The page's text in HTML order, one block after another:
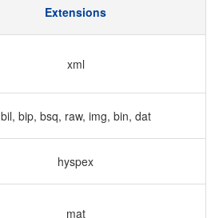
Extensions
xml
bil, bip, bsq, raw, img, bin, dat
hyspex
mat